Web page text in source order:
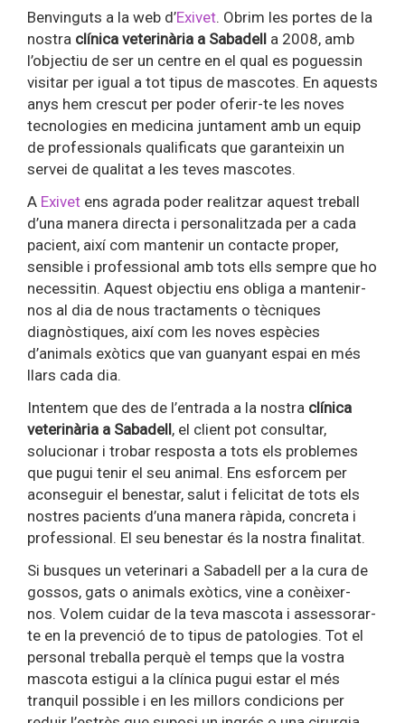
Benvinguts a la web d’Exivet. Obrim les portes de la
nostra clínica veterinària a Sabadell a 2008, amb
l’objectiu de ser un centre en el qual es poguessin
visitar per igual a tot tipus de mascotes. En aquests
anys hem crescut per poder oferir-te les noves
tecnologies en medicina juntament amb un equip
de professionals qualificats que garanteixin un
servei de qualitat a les teves mascotes.
A Exivet ens agrada poder realitzar aquest treball
d’una manera directa i personalitzada per a cada
pacient, així com mantenir un contacte proper,
sensible i professional amb tots ells sempre que ho
necessitin. Aquest objectiu ens obliga a mantenir-
nos al dia de nous tractaments o tècniques
diagnòstiques, així com les noves espècies
d’animals exòtics que van guanyant espai en més
llars cada dia.
Intentem que des de l’entrada a la nostra clínica
veterinària a Sabadell, el client pot consultar,
solucionar i trobar resposta a tots els problemes
que pugui tenir el seu animal. Ens esforcem per
aconseguir el benestar, salut i felicitat de tots els
nostres pacients d’una manera ràpida, concreta i
professional. El seu benestar és la nostra finalitat.
Si busques un veterinari a Sabadell per a la cura de
gossos, gats o animals exòtics, vine a conèixer-
nos. Volem cuidar de la teva mascota i assessorar-
te en la prevenció de to tipus de patologies. Tot el
personal treballa perquè el temps que la vostra
mascota estigui a la clínica pugui estar el més
tranquil possible i en les millors condicions per